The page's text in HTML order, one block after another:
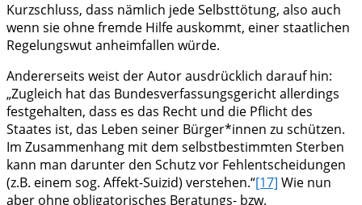
Kurzschluss, dass nämlich jede Selbsttötung, also auch
wenn sie ohne fremde Hilfe auskommt, einer staatlichen
Regelungswut anheimfallen würde.
Andererseits weist der Autor ausdrücklich darauf hin:
„Zugleich hat das Bundesverfassungsgericht allerdings
festgehalten, dass es das Recht und die Pflicht des
Staates ist, das Leben seiner Bürger*innen zu schützen.
Im Zusammenhang mit dem selbstbestimmten Sterben
kann man darunter den Schutz vor Fehlentscheidungen
(z.B. einem sog. Affekt-Suizid) verstehen.“[17] Wie nun
aber ohne obligatorisches Beratungs- bzw.